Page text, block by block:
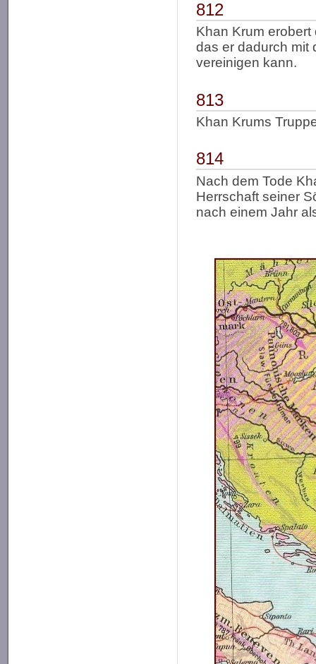
812
Khan Krum
das er dadurch mit
vereinigen kann.
813
Khan Krums
814
Nach dem Tode
Herrschaft seiner
nach einem Jahr